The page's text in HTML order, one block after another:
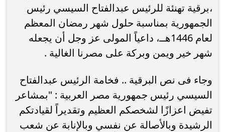
،برقية تهنئة للرئيس عبدالفتاح السيسي رئيس
الجمهورية بمناسبة حلول شهر رمضان المعظم
لعام 1446هــ، داعياً المولى عز وجل أن يجعله
شهر خير ويمن وبركة على مصرنا الغالية .
وجاء فى نص البرقية .. فخامة الرئيس عبدالفتاح
السيسي رئيس جمهورية مصر العربية : "بمشاعر
تفيض اعزازًا لشخصكم العظيم وتقديراً لقيادتكم
الرشيدة وبالأصالة عن نفسي وبالإنابة عن شعب